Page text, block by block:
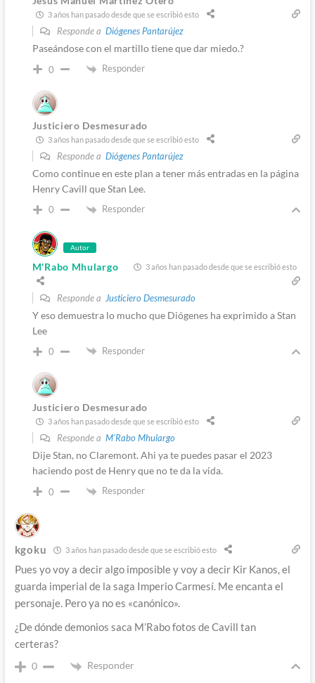
3 años han pasado desde que se escribió esto
Responde a Diógenes Pantarújez
Paseándose con el martillo tiene que dar miedo.?
0 Responder
Justiciero Desmesurado
3 años han pasado desde que se escribió esto
Responde a Diógenes Pantarújez
Como continue en este plan a tener más entradas en la página
Henry Cavill que Stan Lee.
0 Responder
Autor
M'Rabo Mhulargo 3 años han pasado desde que se escribió esto
Responde a Justiciero Desmesurado
Y eso demuestra lo mucho que Diógenes ha exprimido a Stan
Lee
0 Responder
Justiciero Desmesurado
3 años han pasado desde que se escribió esto
Responde a M'Rabo Mhulargo
Dije Stan, no Claremont. Ahi ya te puedes pasar el 2023
haciendo post de Henry que no te da la vida.
0 Responder
kgoku 3 años han pasado desde que se escribió esto
Pues yo voy a decir algo imposible y voy a decir Kir Kanos, el
guarda imperial de la saga Imperio Carmesí. Me encanta el
personaje. Pero ya no es «canónico».
¿De dónde demonios saca M’Rabo fotos de Cavill tan
certeras?
0 Responder